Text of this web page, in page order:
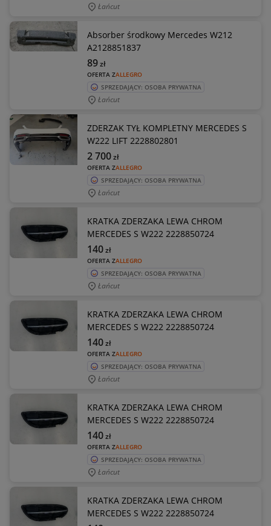
Łańcut
Absorber środkowy Mercedes W212
A2128851837
OFERTA ZALLEGRO
89zł
SPRZEDAJĄCY: OSOBA PRYWATNA
Łańcut
ZDERZAK TYŁ KOMPLETNY MERCEDES S
W222 LIFT 2228802801
OFERTA ZALLEGRO
2 700zł
SPRZEDAJĄCY: OSOBA PRYWATNA
Łańcut
KRATKA ZDERZAKA LEWA CHROM
MERCEDES S W222 2228850724
OFERTA ZALLEGRO
140zł
SPRZEDAJĄCY: OSOBA PRYWATNA
Łańcut
KRATKA ZDERZAKA LEWA CHROM
MERCEDES S W222 2228850724
OFERTA ZALLEGRO
140zł
SPRZEDAJĄCY: OSOBA PRYWATNA
Łańcut
KRATKA ZDERZAKA LEWA CHROM
MERCEDES S W222 2228850724
OFERTA ZALLEGRO
140zł
SPRZEDAJĄCY: OSOBA PRYWATNA
Łańcut
KRATKA ZDERZAKA LEWA CHROM
MERCEDES S W222 2228850724